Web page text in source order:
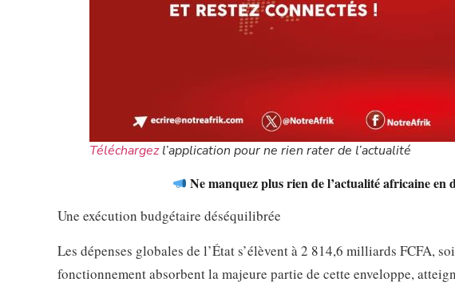
Téléchargezl’application pour ne rien rater de l’actualité
Ne manquez plus rien de l’actualité africaine
Une exécution budgétaire déséquilibrée
Les dépenses globales de l’État s’élèvent à 2 814,6 milliards FCFA,
fonctionnement absorbent la majeure partie de cette enveloppe,